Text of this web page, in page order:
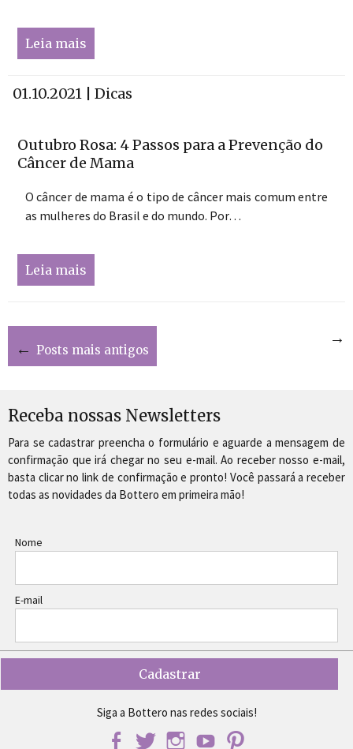
Leia mais
01.10.2021 | Dicas
Outubro Rosa: 4 Passos para a Prevenção do
Câncer de Mama
O câncer de mama é o tipo de câncer mais comum entre
as mulheres do Brasil e do mundo. Por…
Leia mais
por
← Posts mais antigos
→
Receba nossas Newsletters
Para se cadastrar preencha o formulário e aguarde a mensagem de
confirmação que irá chegar no seu e-mail. Ao receber nosso e-mail,
basta clicar no link de confirmação e pronto! Você passará a receber
todas as novidades da Bottero em primeira mão!
Nome
E-mail
Siga a Bottero nas redes sociais!